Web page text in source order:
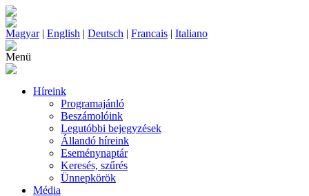
Magyar| English | Deutsch | Francais | Italiano
Menü
Híreink
Programajánló
Beszámolóink
Legutóbbi bejegyzések
Állandó híreink
Eseménynaptár
Keresés, szűrés
Ünnepkörök
Média